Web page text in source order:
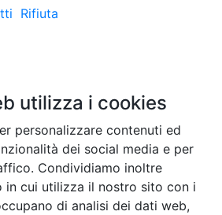
Rifiuta
utilizza i cookies
personalizzare contenuti ed
dei social media e per
Condividiamo inoltre
in cui utilizza il nostro sito con i
di analisi dei dati web,